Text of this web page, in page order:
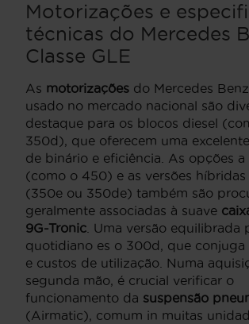
Motorizações e
técnicas do Mercedes
Classe GLE
As motorizações do Mercedes
usado no mercado nacional são
destaque para os blocos diesel
350d), que oferecem uma
de binário e eficiência. As opções a
(como o 450) e as versões
(350e ou 350de) também são
geralmente associadas à suave
9G-Tronic . Uma versão equilibrada
quotidiano es o 300d, que conjuga
e custos de utilização. Numa
segunda mão, é crucial verificar o
funcionamento da suspensão
(Airmatic), comum in muitas